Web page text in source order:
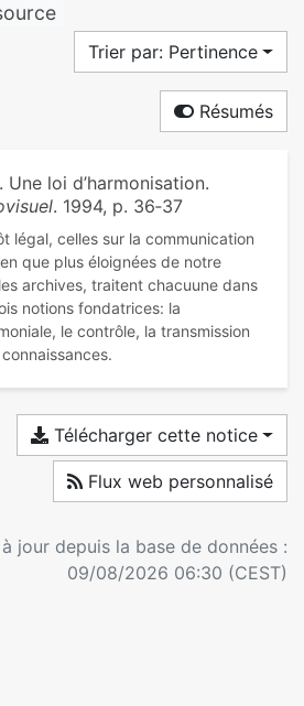
Trier par: Pertinence
Résumés
Une loi d’harmonisation.
. 1994, p. 36‑37
légal, celles sur la communication
que plus éloignées de notre
archives, traitent chacuune dans
notions fondatrices: la
le contrôle, la transmission
Télécharger cette notice
Flux web personnalisé
jour depuis la base de données :
09/08/2026 06:30 (CEST)